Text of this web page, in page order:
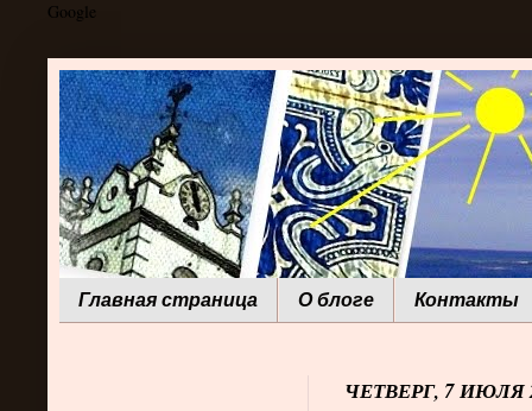
Google
Главная страница О блоге Контакты
ЧЕТВЕРГ, 7 ИЮЛЯ